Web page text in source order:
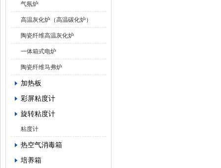
气氛炉
高温灰化炉（高温碳化炉）
陶瓷纤维高温灰化炉
一体箱式电炉
陶瓷纤维马弗炉
加热板
彩屏粘度计
旋转粘度计
粘度计
热空气消毒箱
培养箱